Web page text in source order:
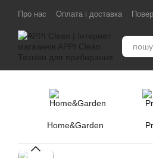
Перейти до основного контенту
Про нас Оплата і доставка
Home&Garden